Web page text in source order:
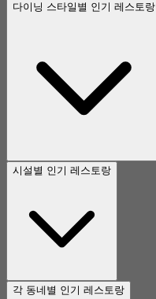
다이닝 스타일별 인기 레스토랑
시설별 인기 레스토랑
각 동네별 인기 레스토랑